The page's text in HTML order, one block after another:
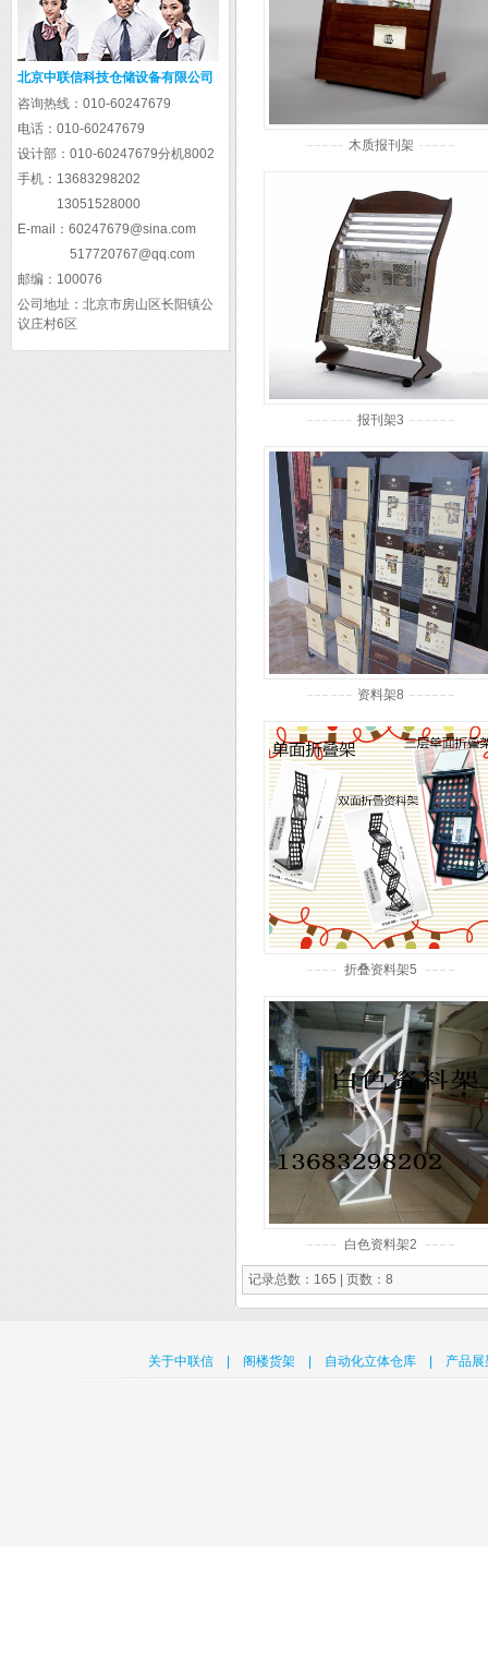
北京中联信科技仓储设备有限公司
咨询热线： 010-60247679
电话： 010-60247679
设计部： 010-60247679分机8002
手机： 13683298202
13051528000
E-mail： 60247679@sina.com
517720767@qq.com
邮编： 100076
公司地址： 北京市房山区长阳镇公
议庄村6区
木质报刊架
报刊架3
资料架8
折叠资料架5
白色资料架2
记录总数：165 | 页数：8
关于中联信 阁楼货架 自动化立体仓库 产品展